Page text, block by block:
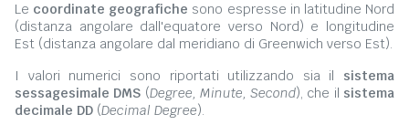
Le coordinate geografiche sono espresse in latitudine Nord
(distanza angolare dall'equatore verso Nord) e longitudine
Est (distanza angolare dal meridiano di Greenwich verso Est).
I valori numerici sono riportati utilizzando sia il sistema
sessagesimale DMS (Degree, Minute, Second), che il sistema
decimale DD (Decimal Degree).